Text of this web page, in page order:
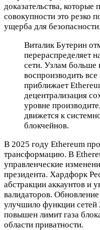
доказательства,
совокупности это резко
ущерба для безопасности.
Виталик Бутерин
перераспределяет
сети. Узлам больше
воспроизводить
приближает
децентрализация
уровне
движется к
блокчейнов.
В 2025 году Ethereum
трансформацию. В
управленческие
президента. Хардфорк
абстракции аккаунтов и
валидаторов.
улучшило функции
повышен лимит газа
области приватности.